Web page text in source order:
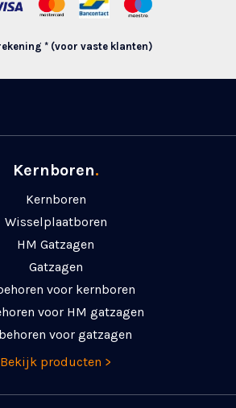
* (voor vaste klanten)
Kernboren.
Kernboren
Wisselplaatboren
HM Gatzagen
Gatzagen
voor kernboren
voor HM gatzagen
voor gatzagen
Bekijk producten >